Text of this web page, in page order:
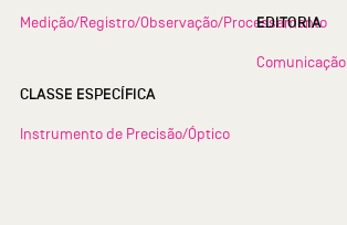
Medição/Registro/Observação/Processamento
CLASSE ESPECÍFICA
Instrumento de Precisão/Óptico
EDITORIA
Comunicação